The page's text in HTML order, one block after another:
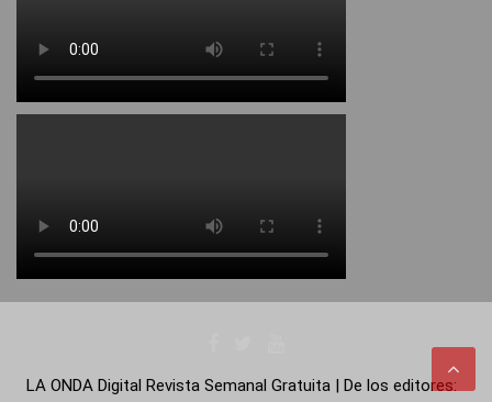
LA ONDA Digital Revista Semanal Gratuita | De los editores: